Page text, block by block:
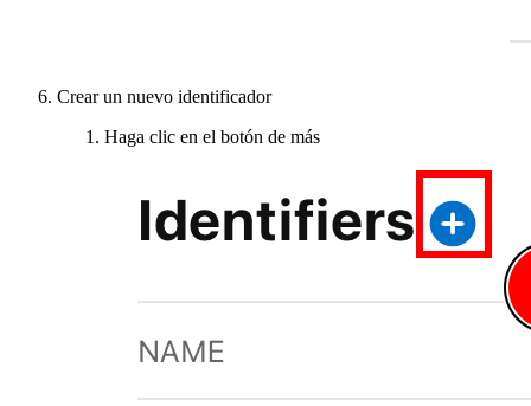
Crear un nuevo identificador
Haga clic en el botón de más